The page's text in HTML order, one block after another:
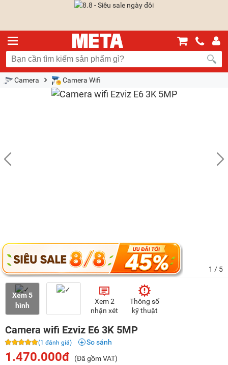
Camera Camera Wifi
1 / 5
Xem 5
hình
Xem 2
nhận xét
Thông số
kỹ thuật
Camera wifi Ezviz E6 3K 5MP
(1 đánh giá) So sánh
1.470.000đ
(Đã gồm VAT)